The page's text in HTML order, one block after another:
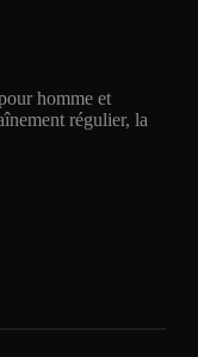
homme et
régulier, la